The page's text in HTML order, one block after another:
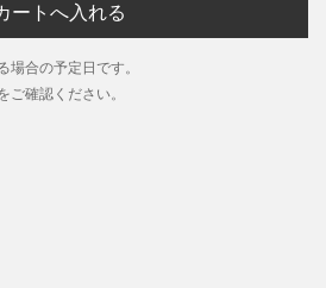
ートへ入れる
場合の予定日です。
ご確認ください。